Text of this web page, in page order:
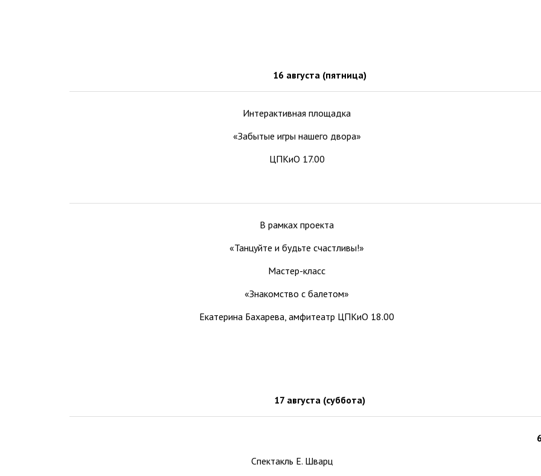
16 августа (пятница)
Интерактивная площадка
«Забытые игры нашего двора»
ЦПКиО 17.00
В рамках проекта
«Танцуйте и будьте счастливы!»
Мастер-класс
«Знакомство с балетом»
Екатерина Бахарева, амфитеатр ЦПКиО 18.00
17 августа (суббота)
Спектакль Е. Шварц